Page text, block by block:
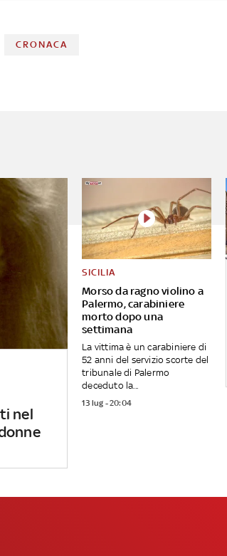
CRONACA
nel
Morso da ragno violino a
Palermo, carabiniere
morto dopo una
settimana
SICILIA
La vittima è un carabiniere di
52 anni del servizio scorte del
tribunale di Palermo
deceduto la...
13 lug - 20:04